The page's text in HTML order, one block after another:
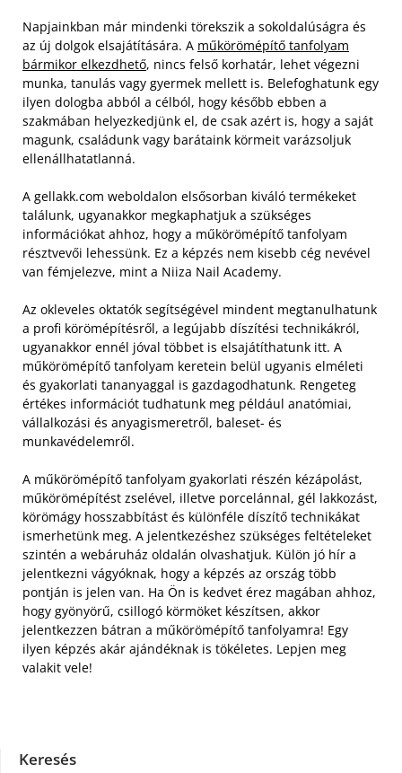
Napjainkban már mindenki törekszik a sokoldalúságra és
az új dolgok elsajátítására. A műkörömépítő tanfolyam
bármikor elkezdhető, nincs felső korhatár, lehet végezni
munka, tanulás vagy gyermek mellett is. Belefoghatunk egy
ilyen dologba abból a célból, hogy később ebben a
szakmában helyezkedjünk el, de csak azért is, hogy a saját
magunk, családunk vagy barátaink körmeit varázsoljuk
ellenállhatatlanná.
A gellakk.com weboldalon elsősorban kiváló termékeket
találunk, ugyanakkor megkaphatjuk a szükséges
információkat ahhoz, hogy a műkörömépítő tanfolyam
résztvevői lehessünk. Ez a képzés nem kisebb cég nevével
van fémjelezve, mint a Niiza Nail Academy.
Az okleveles oktatók segítségével mindent megtanulhatunk
a profi körömépítésről, a legújabb díszítési technikákról,
ugyanakkor ennél jóval többet is elsajátíthatunk itt. A
műkörömépítő tanfolyam keretein belül ugyanis elméleti
és gyakorlati tananyaggal is gazdagodhatunk. Rengeteg
értékes információt tudhatunk meg például anatómiai,
vállalkozási és anyagismeretről, baleset- és
munkavédelemről.
A műkörömépítő tanfolyam gyakorlati részén kézápolást,
műkörömépítést zselével, illetve porcelánnal, gél lakkozást,
körömágy hosszabbítást és különféle díszítő technikákat
ismerhetünk meg. A jelentkezéshez szükséges feltételeket
szintén a webáruház oldalán olvashatjuk. Külön jó hír a
jelentkezni vágyóknak, hogy a képzés az ország több
pontján is jelen van. Ha Ön is kedvet érez magában ahhoz,
hogy gyönyörű, csillogó körmöket készítsen, akkor
jelentkezzen bátran a műkörömépítő tanfolyamra! Egy
ilyen képzés akár ajándéknak is tökéletes. Lepjen meg
valakit vele!
Keresés